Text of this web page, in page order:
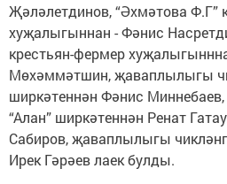
Җәләлетдинов, “Әхмәтова Ф.Г”
хуҗалыгыннан - Фәнис
крестьян-фермер
Мөхәммәтшин, җаваплылыгы
ширкәтеннән Фәнис
“Алан” ширкәтеннән Ренат
Сабиров, җаваплылыгы
Ирек Гәрәев лаек булды.